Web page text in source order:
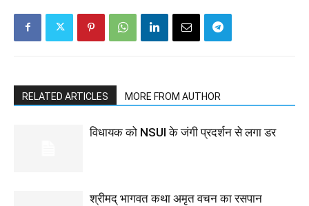
RELATED ARTICLES MORE FROM AUTHOR
विधायक को NSUI के जंगी प्रदर्शन से लगा डर
श्रीमद् भागवत कथा अमृत वचन का रसपान